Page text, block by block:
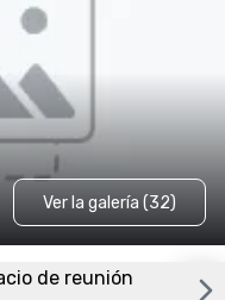
Ver la galería (32)
de reunión